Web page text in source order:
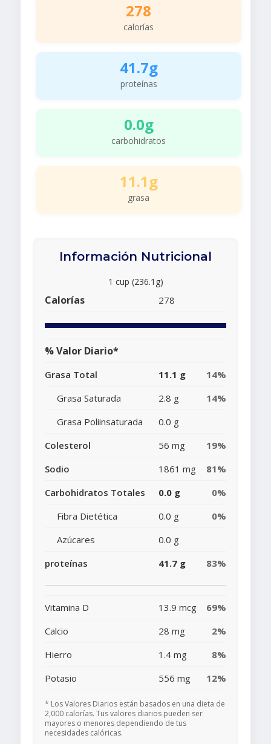
278
calorías
41.7g
proteínas
0.0g
carbohidratos
11.1g
grasa
Información Nutricional
1 cup (236.1g)
Calorías 278
% Valor Diario*
Grasa Total 11.1 g
14%
Grasa Saturada
2.8 g
14%
Grasa Poliinsaturada
0.0 g
Colesterol
56 mg
19%
Sodio
1861 mg
81%
Carbohidratos Totales
0.0 g
0%
Fibra Dietética
0.0 g
0%
Azúcares
0.0 g
proteínas
41.7 g 83%
Vitamina D 13.9 mcg
69%
Calcio
28 mg
2%
Hierro
1.4 mg
8%
Potasio
556 mg 12%
* Los Valores Diarios están basados en una dieta de
2,000 calorías. Tus valores diarios pueden ser
mayores o menores dependiendo de tus
necesidades calóricas.